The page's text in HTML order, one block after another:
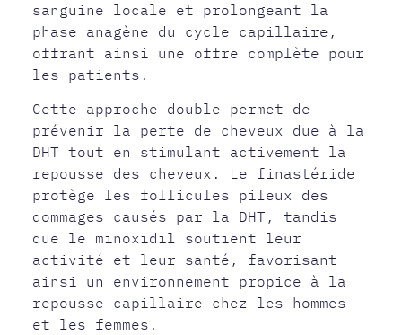
sanguine locale et prolongeant la
phase anagène du cycle capillaire,
offrant ainsi une offre complète pour
les patients.
Cette approche double permet de
prévenir la perte de cheveux due à la
DHT tout en stimulant activement la
repousse des cheveux. Le finastéride
protège les follicules pileux des
dommages causés par la DHT, tandis
que le minoxidil soutient leur
activité et leur santé, favorisant
ainsi un environnement propice à la
repousse capillaire chez les hommes
et les femmes.